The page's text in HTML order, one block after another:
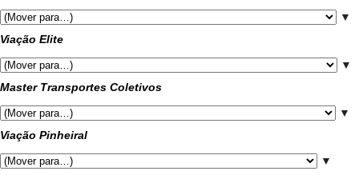
▼
Viação Elite
▼
Master Transportes Coletivos
▼
Viação Pinheiral
▼